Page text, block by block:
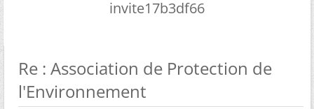
invite17b3df66
Re : Association de Protection de
l'Environnement